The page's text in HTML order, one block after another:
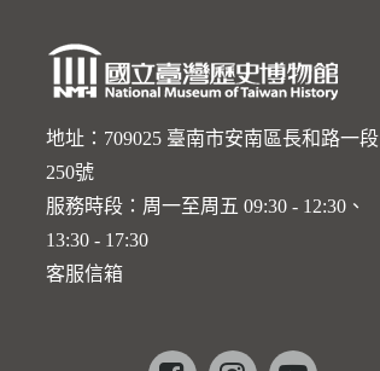
地址：709025 臺南市安南區長和路一段
250號
服務時段：周一至周五 09:30 - 12:30、
13:30 - 17:30
客服信箱
Facebookinstagramyoutube